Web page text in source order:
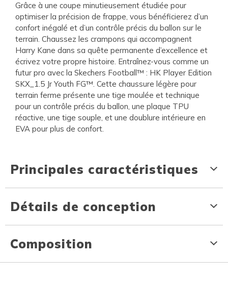
Grâce à une coupe minutieusement étudiée pour
optimiser la précision de frappe, vous bénéficierez d’un
confort inégalé et d’un contrôle précis du ballon sur le
terrain. Chaussez les crampons qui accompagnent
Harry Kane dans sa quête permanente d’excellence et
écrivez votre propre histoire. Entraînez-vous comme un
futur pro avec la Skechers Football™ : HK Player Edition
SKX_1.5 Jr Youth FG™. Cette chaussure légère pour
terrain ferme présente une tige moulée et technique
pour un contrôle précis du ballon, une plaque TPU
réactive, une tige souple, et une doublure intérieure en
EVA pour plus de confort.
Principales caractéristiques
Détails de conception
Composition